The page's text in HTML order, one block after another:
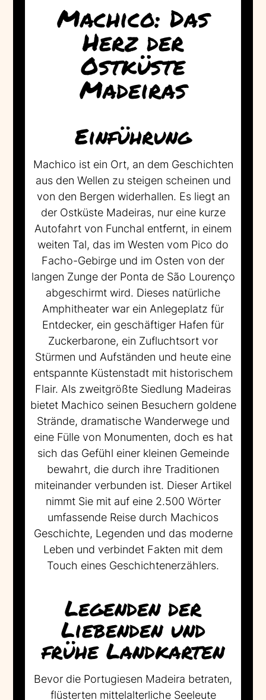
Machico: Das
Herz der
Ostküste
Madeiras
Einführung
Machico ist ein Ort, an dem Geschichten
aus den Wellen zu steigen scheinen und
von den Bergen widerhallen. Es liegt an
der Ostküste Madeiras, nur eine kurze
Autofahrt von Funchal entfernt, in einem
weiten Tal, das im Westen vom Pico do
Facho-Gebirge und im Osten von der
langen Zunge der Ponta de São Lourenço
abgeschirmt wird. Dieses natürliche
Amphitheater war ein Anlegeplatz für
Entdecker, ein geschäftiger Hafen für
Zuckerbarone, ein Zufluchtsort vor
Stürmen und Aufständen und heute eine
entspannte Küstenstadt mit historischem
Flair. Als zweitgrößte Siedlung Madeiras
bietet Machico seinen Besuchern goldene
Strände, dramatische Wanderwege und
eine Fülle von Monumenten, doch es hat
sich das Gefühl einer kleinen Gemeinde
bewahrt, die durch ihre Traditionen
miteinander verbunden ist. Dieser Artikel
nimmt Sie mit auf eine 2.500 Wörter
umfassende Reise durch Machicos
Geschichte, Legenden und das moderne
Leben und verbindet Fakten mit dem
Touch eines Geschichtenerzählers.
Legenden der
Liebenden und
frühe Landkarten
Bevor die Portugiesen Madeira betraten,
flüsterten mittelalterliche Seeleute